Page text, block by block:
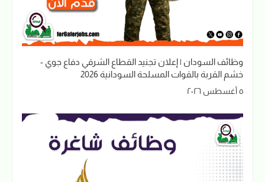
وظائف السودان | إعلان تجنيد القطاع الشرقي دفاع جوي -
خشم القربة بالقوات المسلحة السودانية 2026
٥ أغسطس ٢٠٢٦